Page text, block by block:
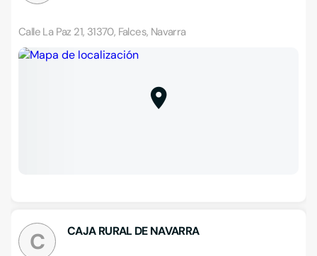
Calle La Paz 21, 31370, Falces, Navarra
C CAJA RURAL DE NAVARRA